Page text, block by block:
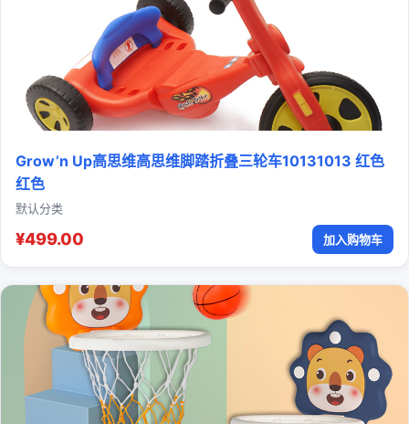
Grow’n Up高思维高思维脚踏折叠三轮车10131013 红色
红色
默认分类
¥499.00 加入购物车